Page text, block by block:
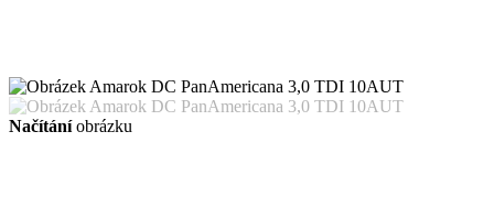
Načítáníobrázku